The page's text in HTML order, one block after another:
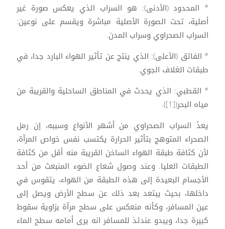
* المحدود (الأدنى): هو السراب الذي يعكس صورة غير
أصلية، تحت الصورة الأصلية مباشرة ويقسم على نوعين:
السراب الصحراوي وسراب المدن.
* الفائق (الأعلى): الذي ينتج عن تأثير الهواء البارد جدا، في
طبقات الغلاف الجوي.
* القطبي: الذي يحدث في المناطق الساحلية والقريبة من
مياه البحر([1]).
يعذَ السراب الصحراوي من أشهر الأنواع وسببه، إن رمل
الصحراء المتوهج بتأثير الحرارة يكتسب نفس خواص المرآة،
لأن كثافة طبقة الهواء الساخن القريبة منه أقل من كثافة
الطبقات العليا. وعند وصول شعاع الضوء المنبعث من أحد
الأجسام البعيدة إلى هذه الطبقة من الهواء، يتقوس في
داخلها، بحيث يبتعد بعد ذلك عن سطح الأرض ويصل إلى
عين المسافر، وكأنه منعكس على سطح مرآة بزاوية سقوط
كبيرة جدا، ويبدو عندئذ للمسافر انه يرى أمامه سطح الماء